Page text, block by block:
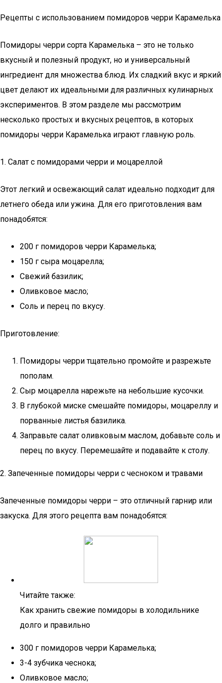
Рецепты с использованием помидоров черри Карамелька
Помидоры черри сорта Карамелька – это не только
вкусный и полезный продукт, но и универсальный
ингредиент для множества блюд. Их сладкий вкус и яркий
цвет делают их идеальными для различных кулинарных
экспериментов. В этом разделе мы рассмотрим
несколько простых и вкусных рецептов, в которых
помидоры черри Карамелька играют главную роль.
1. Салат с помидорами черри и моцареллой
Этот легкий и освежающий салат идеально подходит для
летнего обеда или ужина. Для его приготовления вам
понадобятся:
200 г помидоров черри Карамелька;
150 г сыра моцарелла;
Свежий базилик;
Оливковое масло;
Соль и перец по вкусу.
Приготовление:
Помидоры черри тщательно промойте и разрежьте
пополам.
Сыр моцарелла нарежьте на небольшие кусочки.
В глубокой миске смешайте помидоры, моцареллу и
порванные листья базилика.
Заправьте салат оливковым маслом, добавьте соль и
перец по вкусу. Перемешайте и подавайте к столу.
2. Запеченные помидоры черри с чесноком и травами
Запеченные помидоры черри – это отличный гарнир или
закуска. Для этого рецепта вам понадобятся:
Читайте также:
Как хранить свежие помидоры в холодильнике
долго и правильно
300 г помидоров черри Карамелька;
3-4 зубчика чеснока;
Оливковое масло;